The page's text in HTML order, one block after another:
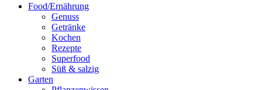
Food/Ernährung
Genuss
Getränke
Kochen
Rezepte
Superfood
Süß & salzig
Garten